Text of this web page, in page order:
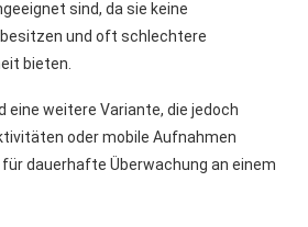
sind, da sie keine
und oft schlechtere
bieten.
eine weitere Variante, die jedoch
oder mobile Aufnahmen
dauerhafte Überwachung an einem